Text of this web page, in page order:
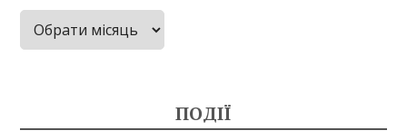
Архів
новин
ПОДІЇ